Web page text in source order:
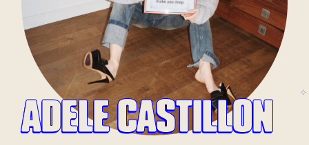
ADELE CASTILLON